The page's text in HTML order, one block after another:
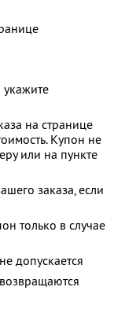
укажите
на странице
Купон не
или на пункте
заказа, если
только в случае
допускается